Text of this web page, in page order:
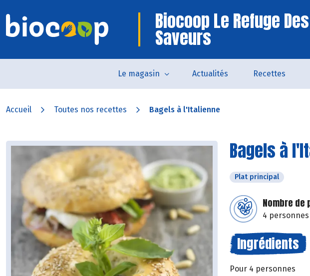
Biocoop Le Refuge Des
Saveurs
Le magasin Actualités Recettes
Accueil Toutes nos recettes Bagels à l'Italienne
Bagels à
Plat principal
Nombre de
4 personnes
Ingrédients
Pour 4 personnes